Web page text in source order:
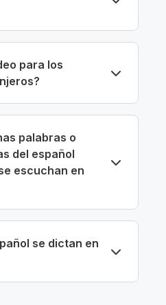
para los
palabras o
del español
escuchan en
se dictan en